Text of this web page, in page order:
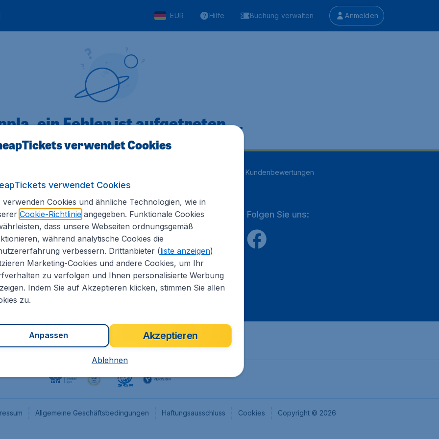
EUR Hilfe Buchung verwalten Anmelden
ein Fehler ist aufgetreten ...
Kundenbewertungen
Informationen
Internationale Webseiten
CheapTickets.nl
CheapTickets.be
CheapTickets.ch
CheapTickets.sg
Flugladen.at
Folgen Sie uns:
Allgemeine Geschäftsbedingungen Haftungsausschluss Cookies Copyright © 2026
verwendet Cookies
verwendet Cookies
verwenden Cookies und ähnliche Technologien, wie in
Cookie-Richtlinieangegeben. Funktionale Cookies
dass unsere Webseiten ordnungsgemäß
während analytische Cookies die
verbessern. Drittanbieter (liste anzeigen)
Marketing-Cookies und andere Cookies, um Ihr
zu verfolgen und Ihnen personalisierte Werbung
Indem Sie auf Akzeptieren klicken, stimmen Sie allen
zu.
Akzeptieren
Anpassen
Ablehnen